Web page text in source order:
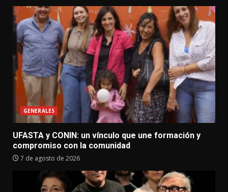
GENERALES
UFASTA y CONIN: un vínculo que une formación y
compromiso con la comunidad
7 de agosto de 2026